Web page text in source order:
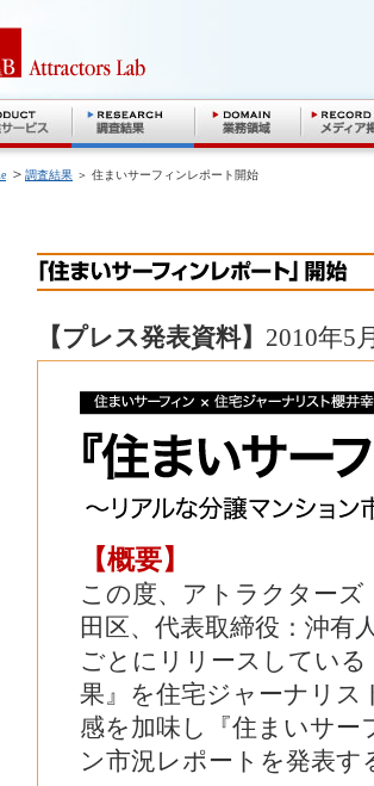
＞ 調査結果 ＞ 住まいサーフィンレポート開始
【プレス発表資料】 2010年5
【概要】
この度、アトラクターズ
田区、代表取締役：沖有
ごとにリリースしてい
果』を住宅ジャーナリス
感を加味し『住まいサ
ン市況レポートを発表